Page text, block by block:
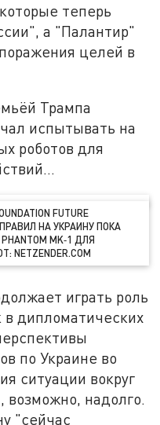
теперь
а "Палантир"
целей в
Трампа
испытывать на
роботов для
FUTURE
НА УКРАИНУ ПОКА
MK‑1 ДЛЯ
играть роль
в дипломатических
по Украине во
ситуации вокруг
надолго.
"сейчас